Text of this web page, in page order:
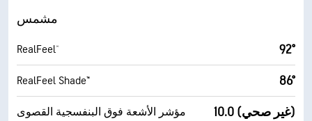
مشمس
RealFeel® 92°
RealFeel Shade™ 86°
مؤشر الأشعة فوق البنفسجية القصوى 10.0 (غير صحي)